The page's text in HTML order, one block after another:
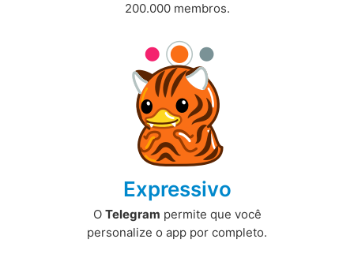
200.000 membros.
Expressivo
O Telegram permite que você
personalize o app por completo.